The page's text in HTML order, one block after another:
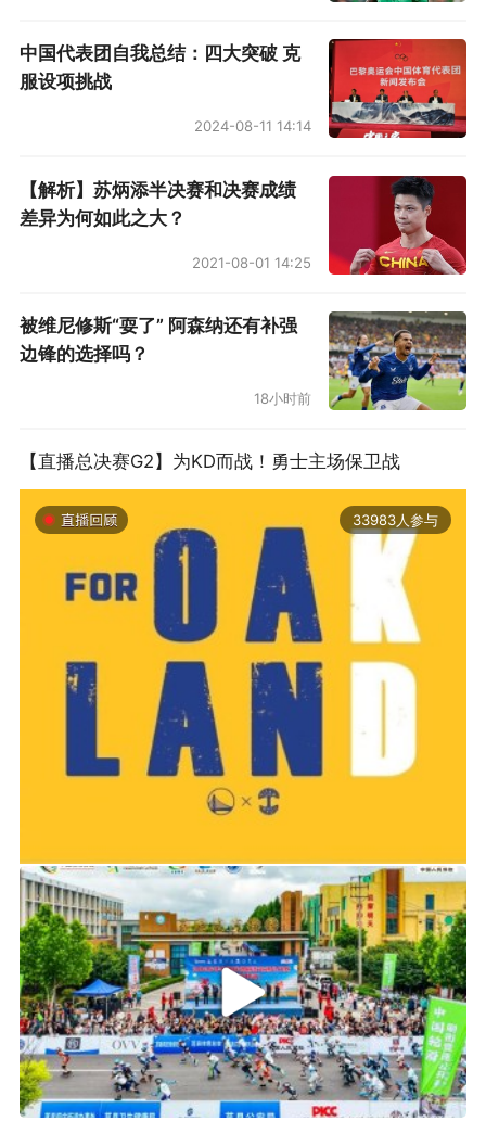
中国代表团自我总结：四大突破 克
服设项挑战
2024-08-11 14:14
【解析】苏炳添半决赛和决赛成绩
差异为何如此之大？
2021-08-01 14:25
被维尼修斯“耍了” 阿森纳还有补强
边锋的选择吗？
18小时前
【直播总决赛G2】为KD而战！勇士主场保卫战
33983人参与
2019-06-14 01:03